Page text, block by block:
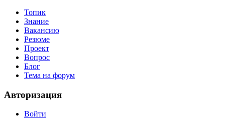
Топик
Знание
Вакансию
Резюме
Проект
Вопрос
Блог
Тема на форум
Авторизация
Войти